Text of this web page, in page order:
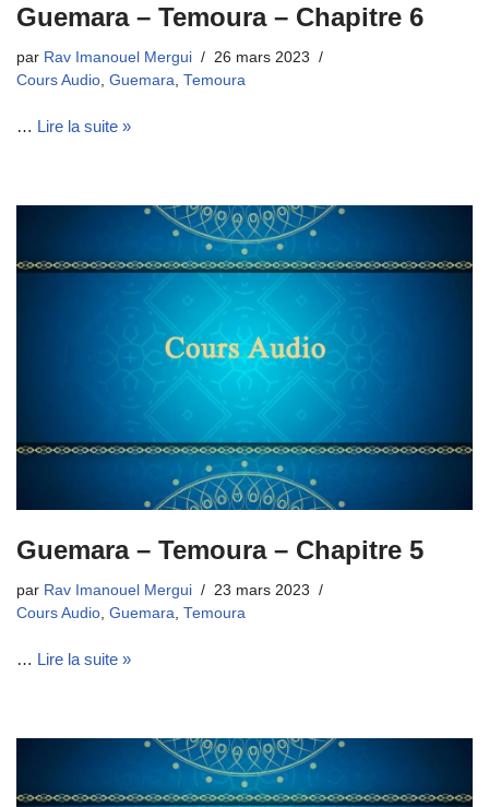
Guemara – Temoura – Chapitre 6
par Rav Imanouel Mergui
26 mars 2023
Cours Audio Guemara Temoura
… Lire la suite »
Guemara – Temoura – Chapitre 5
par Rav Imanouel Mergui
23 mars 2023
Cours Audio Guemara Temoura
… Lire la suite »